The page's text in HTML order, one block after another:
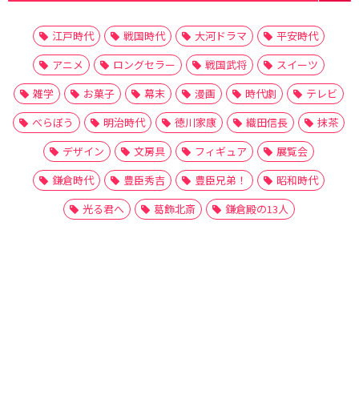
江戸時代 戦国時代 大河ドラマ
平安時代
アニメ
ロングセラー 戦国武将
スイーツ
雑学
お菓子 幕末 漫画 時代劇
テレビ
べらぼう
明治時代 徳川家康 織田信長
抹茶
デザイン
文房具 フィギュア
展覧会
鎌倉時代
豊臣秀吉 豊臣兄弟！
昭和時代
光る君へ
葛飾北斎 鎌倉殿の13人